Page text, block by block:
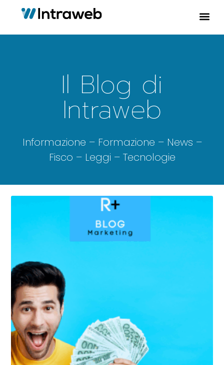
Il Blog di
Intraweb
Informazione – Formazione – News –
Fisco – Leggi – Tecnologie